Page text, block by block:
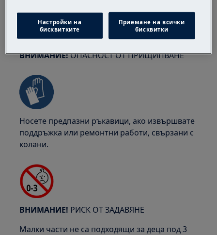
ВНИМАНИЕ!ОПАСНОСТ ОТ ПРИЩИПВАНЕ
Носете предпазни ръкавици, ако извършвате
поддръжка или ремонтни работи, свързани с
колани.
ВНИМАНИЕ! РИСК ОТ ЗАДАВЯНЕ
Малки части не са подходящи за деца под 3
Настройки на
бисквитките
Приемане на всички
бисквитки